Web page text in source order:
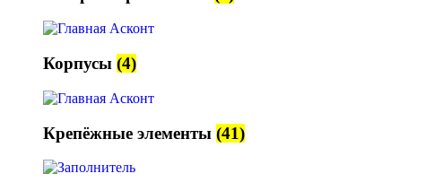
Корпусы (4)
Крепёжные элементы (41)